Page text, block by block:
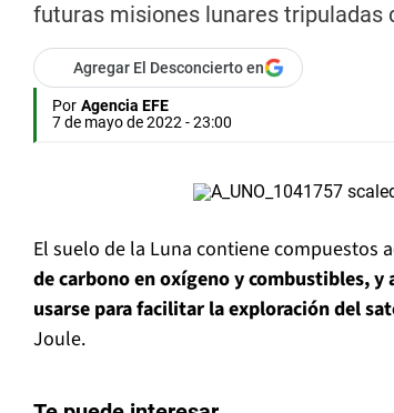
futuras misiones lunares tripuladas
Agregar El Desconcierto en
Por Agencia EFE
7 de mayo de 2022 - 23:00
El suelo de la Luna contiene compuestos
de carbono en oxígeno y combustibles,
usarse para facilitar la exploración del
Joule.